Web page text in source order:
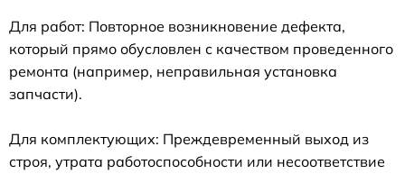
Для работ: Повторное возникновение дефекта,
который прямо обусловлен с качеством проведенного
ремонта (например, неправильная установка
запчасти).
Для комплектующих: Преждевременный выход из
строя, утрата работоспособности или несоответствие